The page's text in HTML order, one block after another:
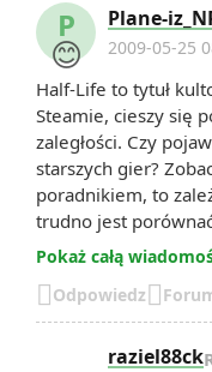
P
😊
Plane-
2009-05-25
Half-Life to tytuł
Steamie, cieszy się
zaległości. Czy
starszych gier?
poradnikiem, to
trudno jest
strzelanina to nie
Empire: Total War.
zrobienia od innych
pod uwagę
wszystkim jest
Pokaż całą
Odpowiedz
raziel88ck